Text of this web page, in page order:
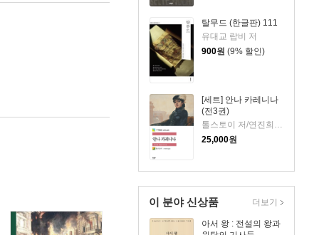
탈무드 (한글판) 111
유대교 랍비 저
900원 (9% 할인)
[세트] 안나 카레니나
(전3권)
톨스토이 저/연진희 역
25,000원
이 분야 신상품
아서 왕 : 전설의 왕과
더보기